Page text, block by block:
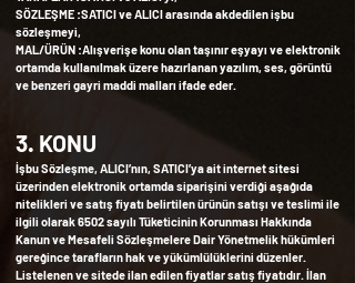
SÖZLEŞME :SATICI ve ALICI arasında akdedilen işbu
sözleşmeyi,
MAL/ÜRÜN :Alışverişe konu olan taşınır eşyayı ve elektronik
ortamda kullanılmak üzere hazırlanan yazılım, ses, görüntü
ve benzeri gayri maddi malları ifade eder.
3. KONU
İşbu Sözleşme, ALICI’nın, SATICI’ya ait internet sitesi
üzerinden elektronik ortamda siparişini verdiği aşağıda
nitelikleri ve satış fiyatı belirtilen ürünün satışı ve teslimi ile
ilgili olarak 6502 sayılı Tüketicinin Korunması Hakkında
Kanun ve Mesafeli Sözleşmelere Dair Yönetmelik hükümleri
gereğince tarafların hak ve yükümlülüklerini düzenler.
Listelenen ve sitede ilan edilen fiyatlar satış fiyatıdır. İlan